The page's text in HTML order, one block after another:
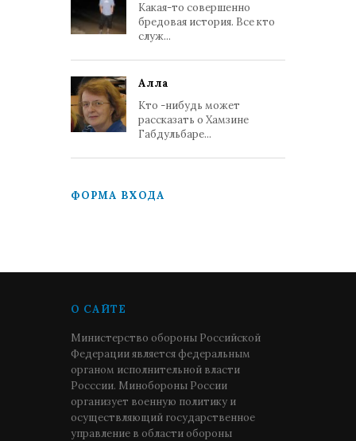
Какая-то совершенно
бредовая история. Все кто
служ...
Алла
Кто -нибудь может
рассказать о Хамзине
Габдульбаре...
ФОРМА ВХОДА
О САЙТЕ
Министерство обороны Российской
Федерации является федеральным
органом исполнительной власти
Росссии. Минобороны России
организует военную политику и
осуществляющий государственное
управление в области обороны